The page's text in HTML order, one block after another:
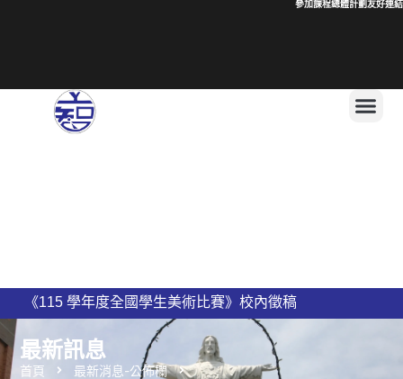
友好連結
參加課程總體計劃
115學年度二 新竹縣私立上智國民小學115學年度導師名單公告
上智國民小學 115學年度編班公告
最新訊息
首頁
最新消息-公佈欄